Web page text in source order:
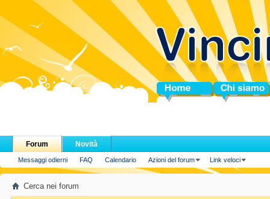
Home Chi siamo
Forum
Messaggi odierni FAQ Calendario Azioni del forum Link veloci
Novità
Cerca nei forum